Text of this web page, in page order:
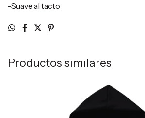
-Suave al tacto
Productos similares